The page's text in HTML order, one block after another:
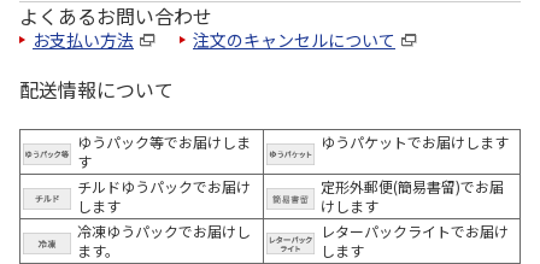
よくあるお問い合わせ
お支払い方法 注文のキャンセルについて
配送情報について
ゆうパック等でお届けしま
す
ゆうパケットでお届けします
チルドゆうパックでお届け
します
定形外郵便(簡易書留)でお届
けします
冷凍ゆうパックでお届けし
ます。
レターパックライトでお届け
します